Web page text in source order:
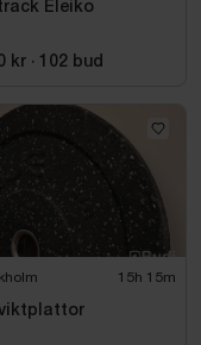
Eleiko
kr · 102 bud
15h 15m